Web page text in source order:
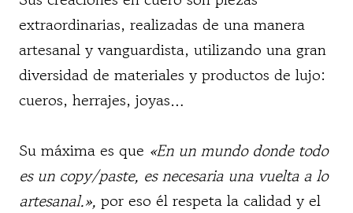
extraordinarias, realizadas de una manera
artesanal y vanguardista, utilizando una gran
diversidad de materiales y productos de lujo:
cueros, herrajes, joyas…
Su máxima es que «En un mundo donde todo
es un copy/paste, es necesaria una vuelta a lo
artesanal.», por eso él respeta la calidad y el